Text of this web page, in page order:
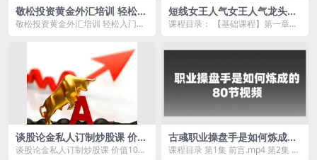
敬松投资黄金外汇培训 轻松入
门班
敬松投资黄金外汇培训 轻松入门班
短线女王人气女王人气龙头基
础视频课程
课程目录： 【基础课程】第一章之
谈股论金私人订制炒股课 价值
1000元的股票系统学习课
谈股论金私人订制炒股课 价值1000
古彧职业操盘手是如何炼成的
视频 80集
课程目录 第1集 前言.mp4 第2集 职